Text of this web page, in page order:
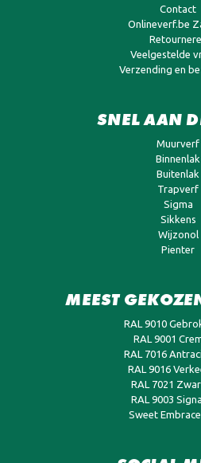
Contact
Onlineverf.be
Veelgestelde
Verzending en
SNEL AAN
Muurverf
Binnenlak
Buitenlak
Trapverf
Sigma
Sikkens
Wijzonol
Pienter
MEEST
RAL 9010
RAL 9001
RAL 7016
RAL 9016
RAL 7021
RAL 9003
Sweet